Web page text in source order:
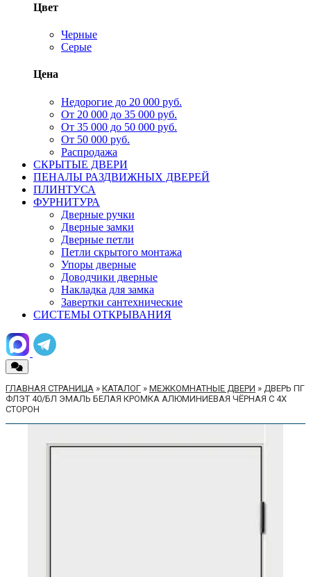
Цвет
Черные
Серые
Цена
Недорогие до 20 000 руб.
От 20 000 до 35 000 руб.
От 35 000 до 50 000 руб.
От 50 000 руб.
Распродажа
СКРЫТЫЕ ДВЕРИ
ПЕНАЛЫ РАЗДВИЖНЫХ ДВЕРЕЙ
ПЛИНТУСА
ФУРНИТУРА
Дверные ручки
Дверные замки
Дверные петли
Петли скрытого монтажа
Упоры дверные
Доводчики дверные
Накладка для замка
Завертки сантехнические
СИСТЕМЫ ОТКРЫВАНИЯ
ГЛАВНАЯ СТРАНИЦА » КАТАЛОГ » МЕЖКОМНАТНЫЕ ДВЕРИ » ДВЕРЬ ПГ
ФЛЭТ 40/БЛ ЭМАЛЬ БЕЛАЯ КРОМКА АЛЮМИНИЕВАЯ ЧЁРНАЯ С 4Х
СТОРОН